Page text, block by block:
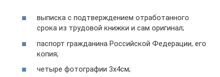
выписка с подтверждением отработанного
срока из трудовой книжки и сам оригинал;
паспорт гражданина Российской Федерации, его
копия;
четыре фотографии 3х4см;